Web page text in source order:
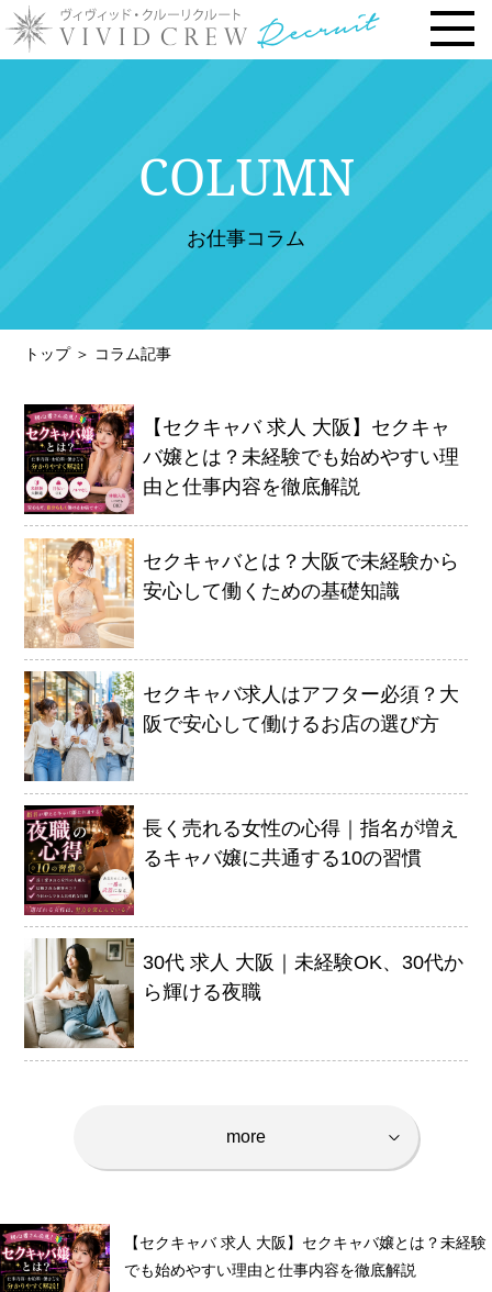
トップページ
お仕事内容
› 時給・お給料について
› 勤務地で選ぶ
› 安心の研修システム
› 風俗店・キャバクラ店との違い
› お客様との連絡先交換一切なし
› 体験入店について
› 未経験・新人の方へ
他店との違い
› 他店とのお給料比較
› 他店との考え方比較
› 他店との待遇の比較
› 他店との送りの比較
› VIVIDCREW十三本店
› VIVIDCREW梅田堂山店
› Madame 2nd virgin 十三
› VIVIDCREWマダム梅田店
› VIVIDCREW Pink Party Paradise
お給料・待遇・環境
› 最低時給5,000円保証
› 完全自由出勤制
› 託児所代金全額負担
› 県外でも送り無料
› お友達紹介キャンペーン
COLUMN
お仕事コラム
トップ＞ コラム記事
【セクキャバ 求人 大阪】セクキャ
バ嬢とは？未経験でも始めやすい理
由と仕事内容を徹底解説
セクキャバとは？大阪で未経験から
安心して働くための基礎知識
セクキャバ求人はアフター必須？大
阪で安心して働けるお店の選び方
長く売れる女性の心得｜指名が増え
るキャバ嬢に共通する10の習慣
30代 求人 大阪｜未経験OK、30代か
ら輝ける夜職
more ∨
【セクキャバ 求人 大阪】セクキャバ嬢とは？未経験
でも始めやすい理由と仕事内容を徹底解説